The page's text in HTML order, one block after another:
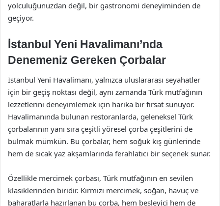
yolculuğunuzdan değil, bir gastronomi deneyiminden de
geçiyor.
İstanbul Yeni Havalimanı’nda
Denemeniz Gereken Çorbalar
İstanbul Yeni Havalimanı, yalnızca uluslararası seyahatler
için bir geçiş noktası değil, aynı zamanda Türk mutfağının
lezzetlerini deneyimlemek için harika bir fırsat sunuyor.
Havalimanında bulunan restoranlarda, geleneksel Türk
çorbalarının yanı sıra çeşitli yöresel çorba çeşitlerini de
bulmak mümkün. Bu çorbalar, hem soğuk kış günlerinde
hem de sıcak yaz akşamlarında ferahlatıcı bir seçenek sunar.
Özellikle mercimek çorbası, Türk mutfağının en sevilen
klasiklerinden biridir. Kırmızı mercimek, soğan, havuç ve
baharatlarla hazırlanan bu çorba, hem besleyici hem de